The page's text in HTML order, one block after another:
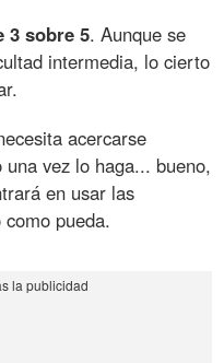
3 sobre 5. Aunque se
intermedia, lo cierto
acercarse
vez lo haga... bueno,
en usar las
pueda.